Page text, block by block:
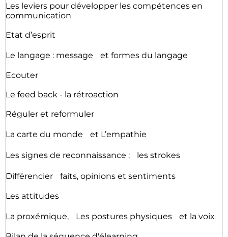
Les leviers pour développer les compétences en
communication
Etat d’esprit
Le langage : message et formes du langage
Ecouter
Le feed back - la rétroaction
Réguler et reformuler
La carte du monde et L’empathie
Les signes de reconnaissance : les strokes
Différencier faits, opinions et sentiments
Les attitudes
La proxémique, Les postures physiques et la voix